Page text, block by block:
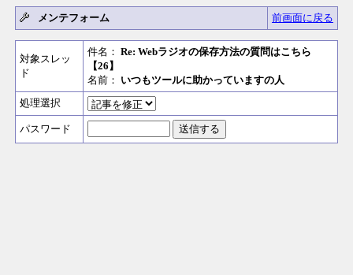
メンテフォーム 前画面に戻る
対象スレッ
ド
件名： Re: Webラジオの保存方法の質問はこちら
【26】
名前： いつもツールに助かっていますの人
処理選択
パスワード